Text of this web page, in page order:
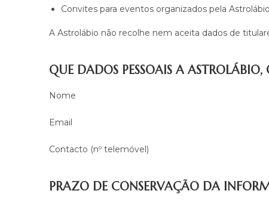
Convites para eventos organizados pela
A Astrolábio não recolhe nem aceita dados de
QUE DADOS PESSOAIS A
Nome
Email
Contacto (nº telemóvel)
PRAZO DE CONSERVAÇÃO DA